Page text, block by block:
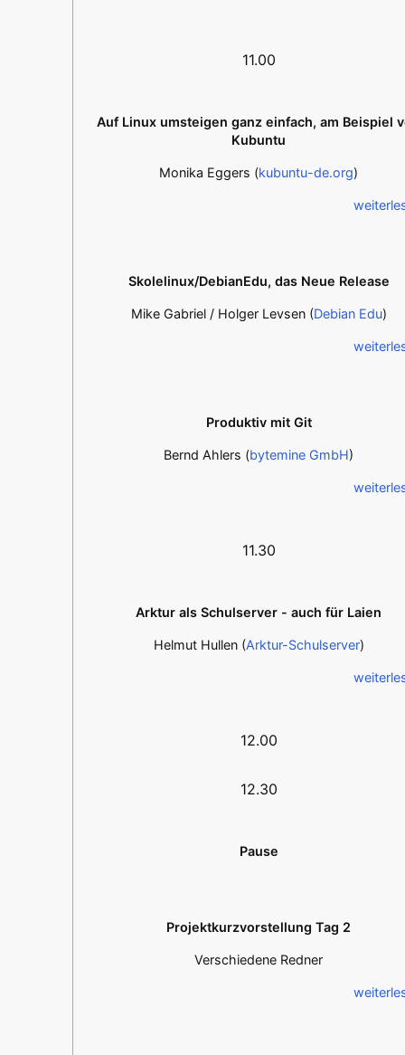
11.00
Auf Linux umsteigen ganz einfach, am Beispiel
Kubuntu
Monika Eggers (kubuntu-de.org)
Skolelinux/DebianEdu, das Neue Release
Mike Gabriel / Holger Levsen (Debian Edu)
Produktiv mit Git
Bernd Ahlers (bytemine GmbH)
11.30
Arktur als Schulserver - auch für Laien
Helmut Hullen (Arktur-Schulserver)
12.00
12.30
Pause
Projektkurzvorstellung Tag 2
Verschiedene Redner